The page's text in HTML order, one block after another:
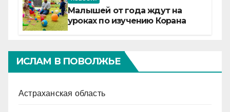
Малышей от года ждут на
уроках по изучению Корана
ИСЛАМ В ПОВОЛЖЬЕ
Астраханская область